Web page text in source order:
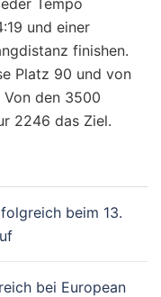
und einer
finishen.
Platz 90 und von
den 3500
2246 das Ziel.
beim 13.
bei European